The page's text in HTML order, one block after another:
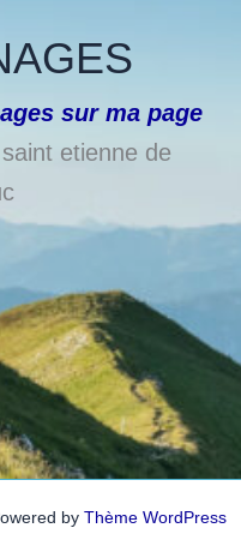
sur ma page
etienne de
by Thème WordPress